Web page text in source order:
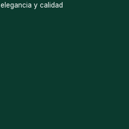
y calidad